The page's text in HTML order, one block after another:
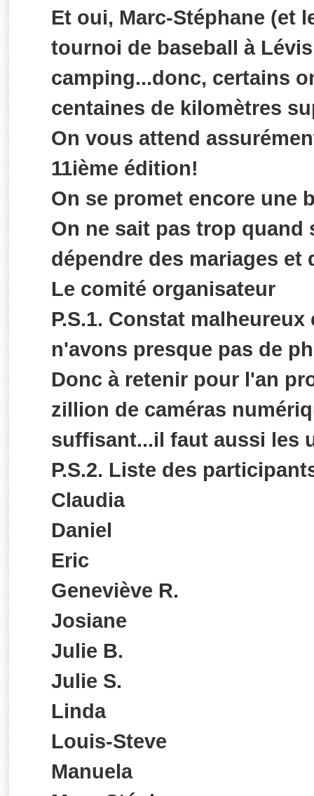
Et oui, Marc-Stéphane (et
tournoi de baseball à
camping...donc, certains
centaines de kilomètres
On vous attend
11ième édition!
On se promet encore une
On ne sait pas trop quand
dépendre des mariages et
Le comité organisateur
P.S.1. Constat
n'avons presque pas de
Donc à retenir pour l'an
zillion de caméras
suffisant...il faut aussi les
P.S.2. Liste des
Claudia
Daniel
Eric
Geneviève R.
Josiane
Julie B.
Julie S.
Linda
Louis-Steve
Manuela